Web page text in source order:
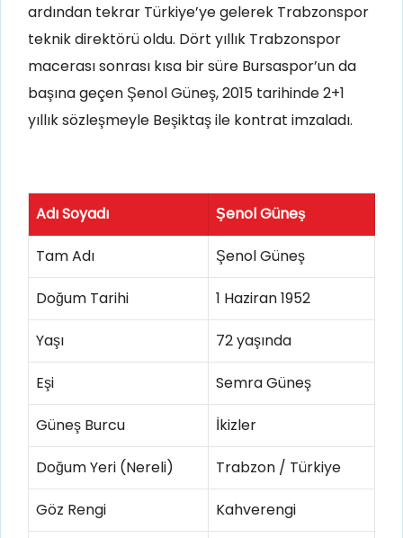
ardından tekrar Türkiye’ye gelerek Trabzonspor
teknik direktörü oldu. Dört yıllık Trabzonspor
macerası sonrası kısa bir süre Bursaspor’un da
başına geçen Şenol Güneş, 2015 tarihinde 2+1
yıllık sözleşmeyle Beşiktaş ile kontrat imzaladı.
Adı Soyadı Şenol Güneş
Tam Adı Şenol Güneş
Doğum Tarihi 1 Haziran 1952
Yaşı 72 yaşında
Eşi Semra Güneş
Güneş Burcu İkizler
Doğum Yeri (Nereli) Trabzon / Türkiye
Göz Rengi Kahverengi